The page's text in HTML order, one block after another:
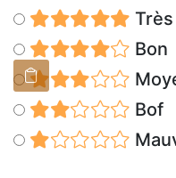
Bon
Bof